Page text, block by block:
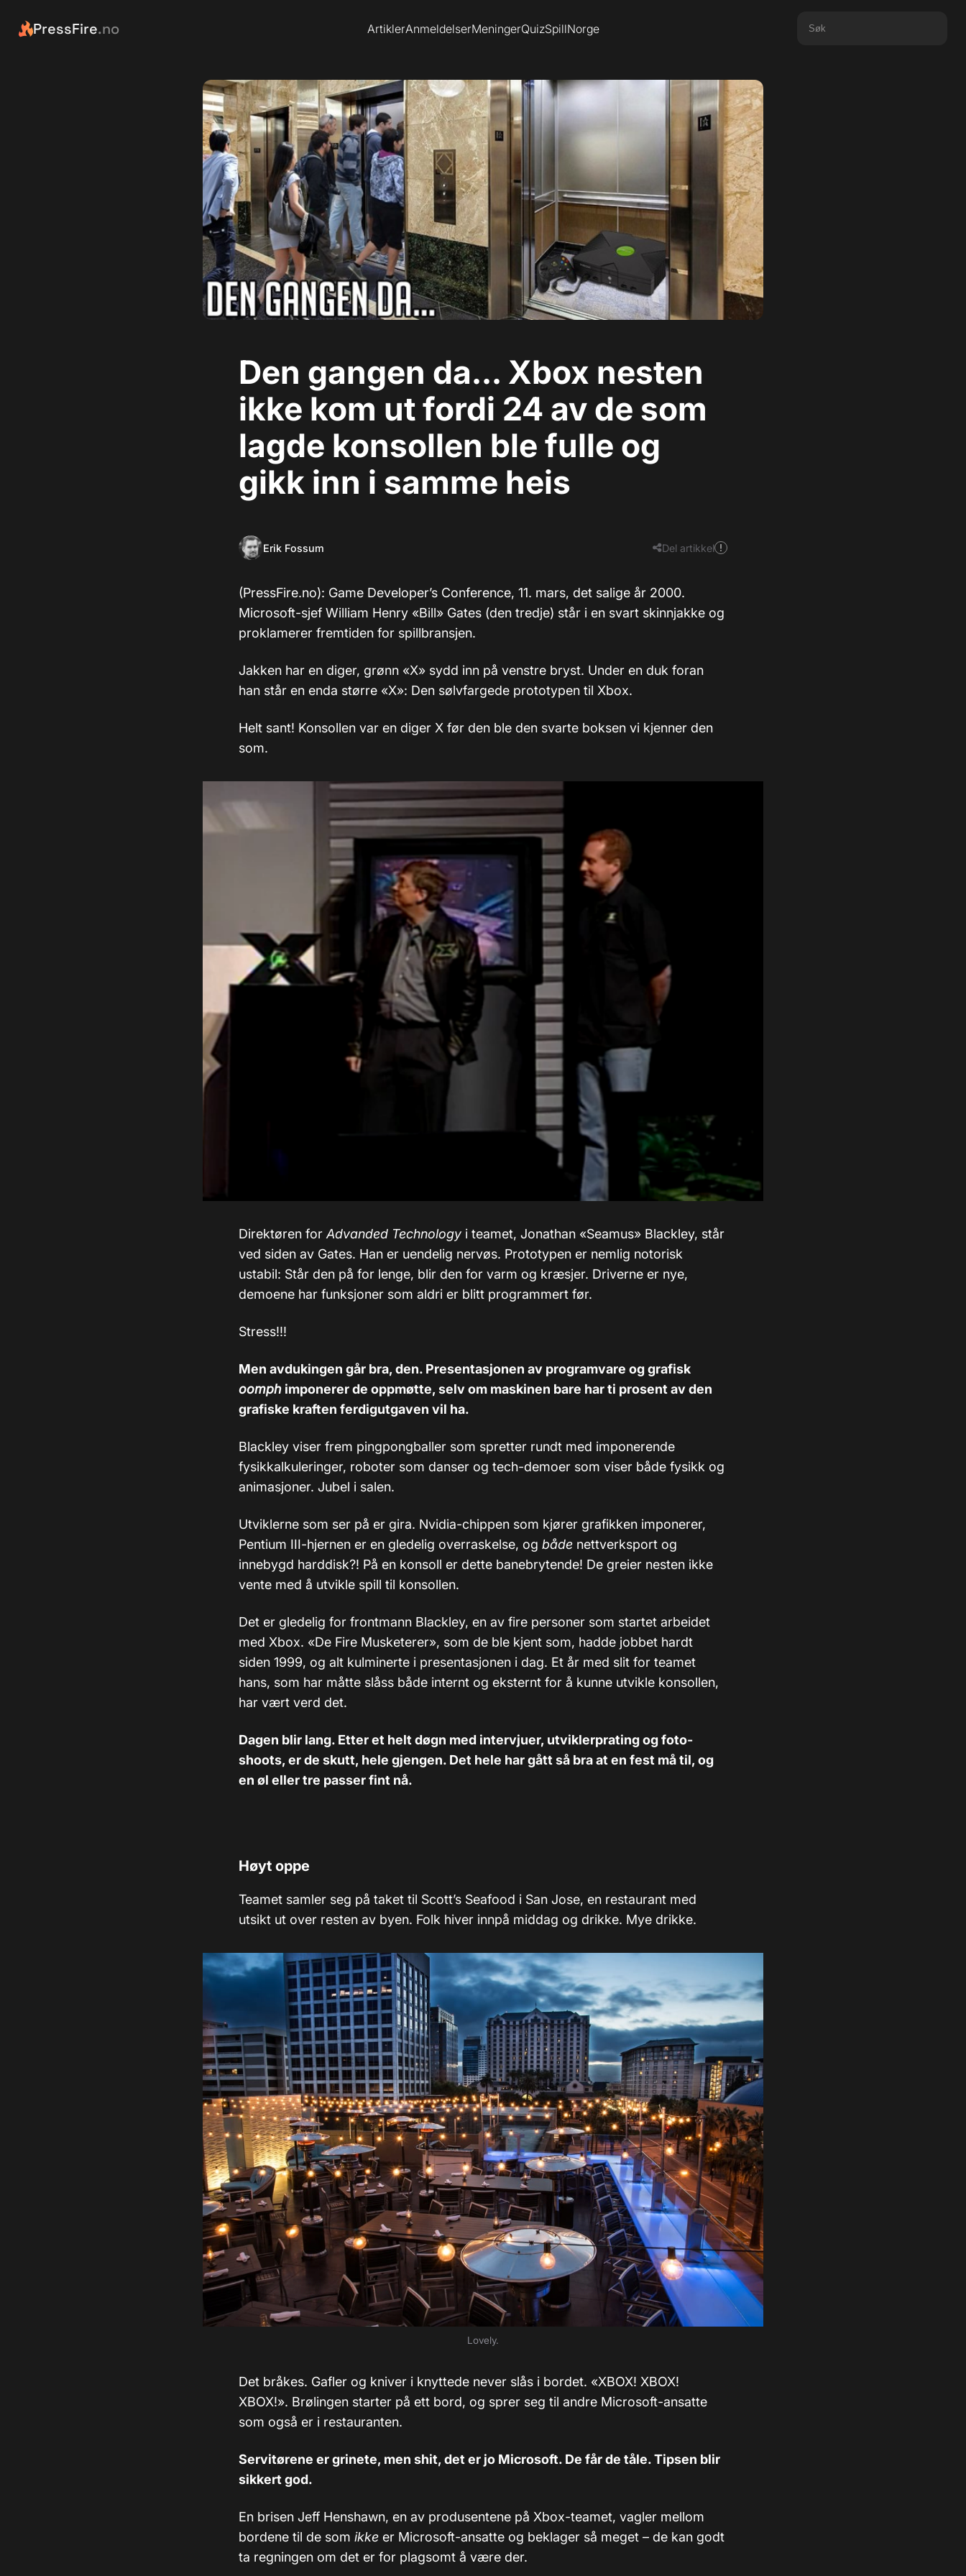
PressFire.no ArtiklerAnmeldelserMeningerQuizSpillNorge
Den gangen da... Xbox nesten
ikke kom ut fordi 24 av de som
lagde konsollen ble fulle og
gikk inn i samme heis
Erik Fossum Del artikkel
(PressFire.no): Game Developer’s Conference, 11. mars, det salige år 2000.
Microsoft-sjef William Henry «Bill» Gates (den tredje) står i en svart skinnjakke og
proklamerer fremtiden for spillbransjen.
Jakken har en diger, grønn «X» sydd inn på venstre bryst. Under en duk foran
han står en enda større «X»: Den sølvfargede prototypen til Xbox.
Helt sant! Konsollen var en diger X før den ble den svarte boksen vi kjenner den
som.
Direktøren for Advanded Technology i teamet, Jonathan «Seamus» Blackley, står
ved siden av Gates. Han er uendelig nervøs. Prototypen er nemlig notorisk
ustabil: Står den på for lenge, blir den for varm og kræsjer. Driverne er nye,
demoene har funksjoner som aldri er blitt programmert før.
Stress!!!
Men avdukingen går bra, den. Presentasjonen av programvare og grafisk
oomph imponerer de oppmøtte, selv om maskinen bare har ti prosent av den
grafiske kraften ferdigutgaven vil ha.
Blackley viser frem pingpongballer som spretter rundt med imponerende
fysikkalkuleringer, roboter som danser og tech-demoer som viser både fysikk og
animasjoner. Jubel i salen.
Utviklerne som ser på er gira. Nvidia-chippen som kjører grafikken imponerer,
Pentium III-hjernen er en gledelig overraskelse, og både nettverksport og
innebygd harddisk?! På en konsoll er dette banebrytende! De greier nesten ikke
vente med å utvikle spill til konsollen.
Det er gledelig for frontmann Blackley, en av fire personer som startet arbeidet
med Xbox. «De Fire Musketerer», som de ble kjent som, hadde jobbet hardt
siden 1999, og alt kulminerte i presentasjonen i dag. Et år med slit for teamet
hans, som har måtte slåss både internt og eksternt for å kunne utvikle konsollen,
har vært verd det.
Dagen blir lang. Etter et helt døgn med intervjuer, utviklerprating og foto-
shoots, er de skutt, hele gjengen. Det hele har gått så bra at en fest må til, og
en øl eller tre passer fint nå.
Høyt oppe
Teamet samler seg på taket til Scott’s Seafood i San Jose, en restaurant med
utsikt ut over resten av byen. Folk hiver innpå middag og drikke. Mye drikke.
Lovely.
Det bråkes. Gafler og kniver i knyttede never slås i bordet. «XBOX! XBOX!
XBOX!». Brølingen starter på ett bord, og sprer seg til andre Microsoft-ansatte
som også er i restauranten.
Servitørene er grinete, men shit, det er jo Microsoft. De får de tåle. Tipsen blir
sikkert god.
En brisen Jeff Henshawn, en av produsentene på Xbox-teamet, vagler mellom
bordene til de som ikke er Microsoft-ansatte og beklager så meget – de kan godt
ta regningen om det er for plagsomt å være der.